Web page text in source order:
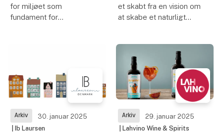
for miljøet som
fundament for
thailandske skovhugger
Vance Kitira, der satte
sig for at skabe lys, der
kombinerer æstetik
et skabt fra en vision om
at skabe et naturligt
kvaliteten og indholdet i
vores parfumer, har vi
opbygget vores eget
produktions
Arkiv
30. januar 2025
| Ib Laursen
Arkiv
29. januar 2025
| Lahvino Wine & Spirits